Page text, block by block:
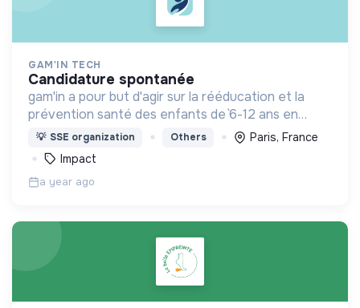
GAM'IN TECH
candidature spontanée
gam'in a pour but d'agir sur la rééducation et la
prévention santé des enfants de `6-12 ans en
utilisant le jeux et les univers naratifs dans un
univers de gamification dans le monde reel
💡 SSE organization Others
Paris, France
Impact
a year ago